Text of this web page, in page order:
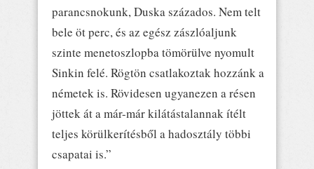
parancsnokunk, Duska százados. Nem telt
bele öt perc, és az egész zászlóaljunk
szinte menetoszlopba tömörülve nyomult
Sinkin felé. Rögtön csatlakoztak hozzánk a
németek is. Rövidesen ugyanezen a résen
jöttek át a már-már kilátástalannak ítélt
teljes körülkerítésből a hadosztály többi
csapatai is.”